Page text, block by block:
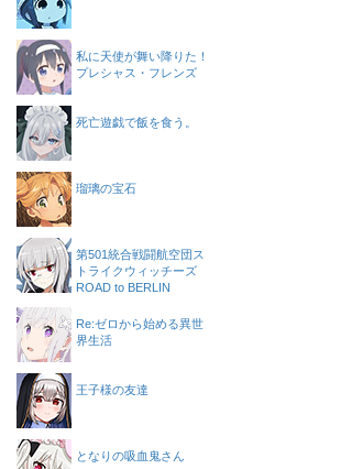
私に天使が舞い降りた！
プレシャス・フレンズ
死亡遊戯で飯を食う。
瑠璃の宝石
第501統合戦闘航空団ス
トライクウィッチーズ
ROAD to BERLIN
Re:ゼロから始める異世
界生活
王子様の友達
となりの吸血鬼さん